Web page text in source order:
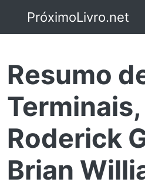
PróximoLivro.net
Resumo
Roderick
Brian